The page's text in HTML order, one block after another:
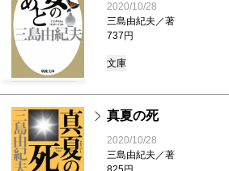
2020/10/28
三島由紀夫／著
737円
文庫
真夏の死
2020/10/28
三島由紀夫／著